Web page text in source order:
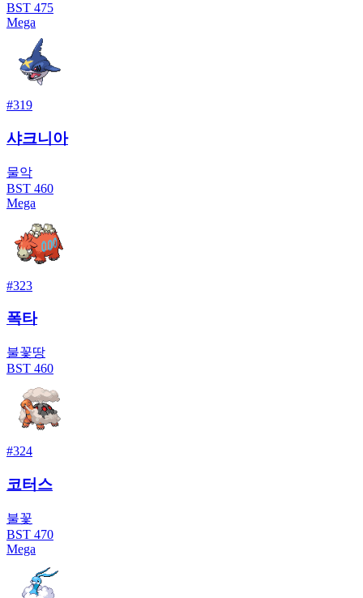
BST 475
Mega
#319
샤크니아
물악
BST 460
Mega
#323
폭타
불꽃땅
BST 460
#324
코터스
불꽃
BST 470
Mega